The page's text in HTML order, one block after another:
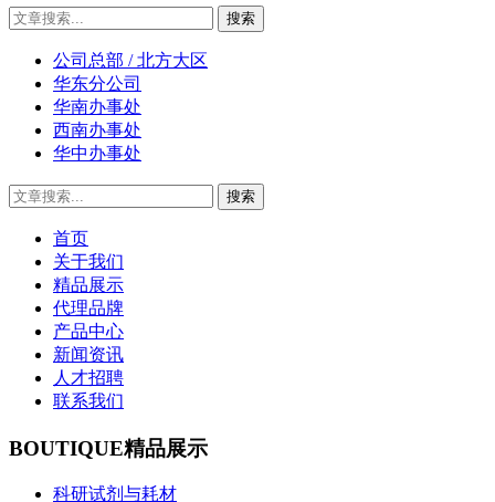
公司总部 / 北方大区
华东分公司
华南办事处
西南办事处
华中办事处
首页
关于我们
精品展示
代理品牌
产品中心
新闻资讯
人才招聘
联系我们
BOUTIQUE精品展示
科研试剂与耗材